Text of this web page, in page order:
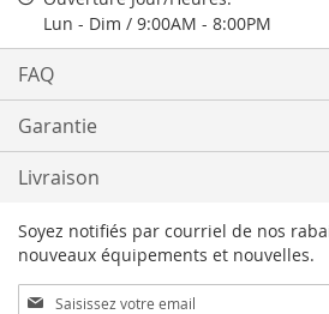
Lun - Dim / 9:00AM - 8:00PM
FAQ
Garantie
Livraison
Soyez notifiés par courriel de nos
nouveaux équipements et nouvelles.
Inscription